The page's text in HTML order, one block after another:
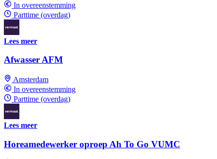
In overeenstemming
Parttime (overdag)
Lees meer
Afwasser AFM
Amsterdam
In overeenstemming
Parttime (overdag)
Lees meer
Horeamedewerker oproep Ah To Go VUMC